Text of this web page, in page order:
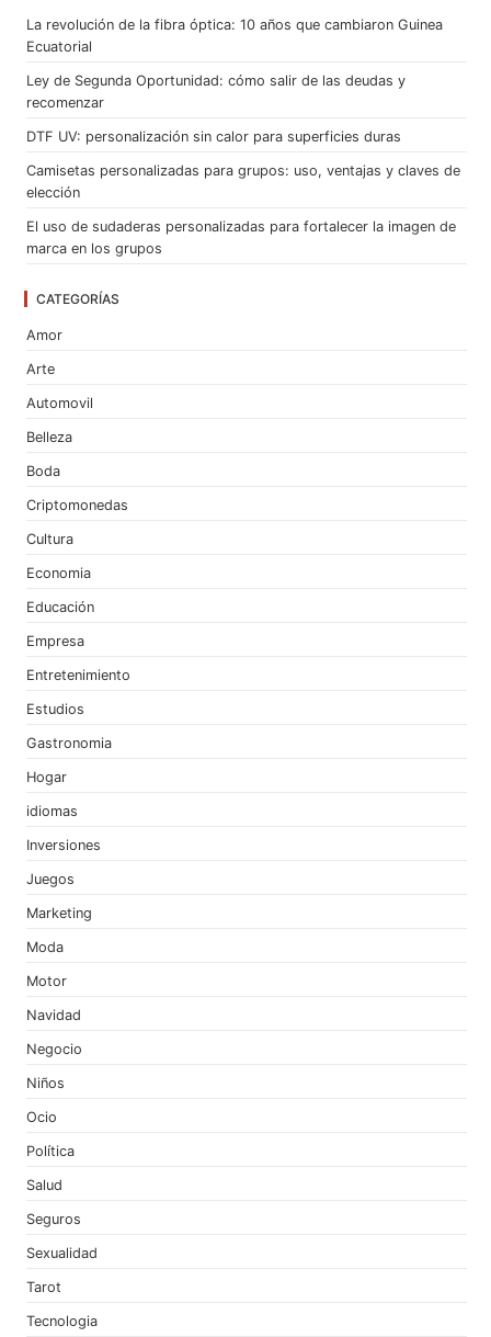
La revolución de la fibra óptica: 10 años que cambiaron Guinea
Ecuatorial
Ley de Segunda Oportunidad: cómo salir de las deudas y
recomenzar
DTF UV: personalización sin calor para superficies duras
Camisetas personalizadas para grupos: uso, ventajas y claves de
elección
El uso de sudaderas personalizadas para fortalecer la imagen de
marca en los grupos
CATEGORÍAS
Amor
Arte
Automovil
Belleza
Boda
Criptomonedas
Cultura
Economia
Educación
Empresa
Entretenimiento
Estudios
Gastronomia
Hogar
idiomas
Inversiones
Juegos
Marketing
Moda
Motor
Navidad
Negocio
Niños
Ocio
Política
Salud
Seguros
Sexualidad
Tarot
Tecnologia